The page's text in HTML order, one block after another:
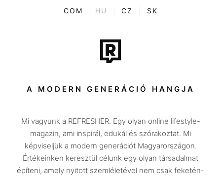
ENTR
Tech-Tudomány
Sport
Társadalom
Utazás
Életmód
Design
COM HU CZ SK
A MODERN GENERÁCIÓ HANGJA
Mi vagyunk a REFRESHER. Egy olyan online lifestyle-
magazin, ami inspirál, edukál és szórakoztat. Mi
képviseljük a modern generációt Magyarországon.
Értékeinken keresztül célunk egy olyan társadalmat
építeni, amely nyitott szemléletével nem csak feketén-